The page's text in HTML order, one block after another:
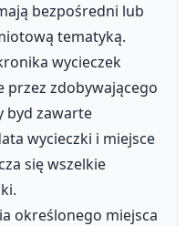
bezpośredni lub
tematyką.
wycieczek
zdobywającego
byd zawarte
wycieczki i miejsce
się wszelkie
określonego miejsca